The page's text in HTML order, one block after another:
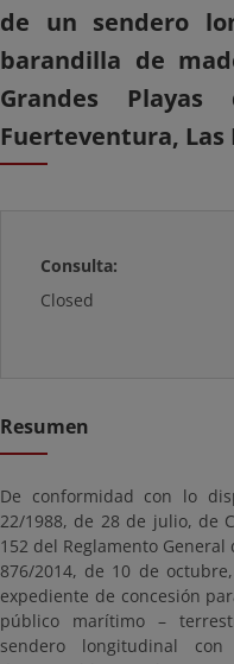
de un sendero
barandilla de
Grandes
Fuerteventura, Las
Consulta:
Closed
Resumen
De conformidad con lo
22/1988, de 28 de julio, de
152 del Reglamento
876/2014, de 10 de
expediente de concesión
público marítimo –
sendero longitudinal